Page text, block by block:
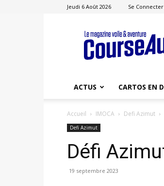
Jeudi 6 Août 2026 Se
au
ACTUS CARTOS EN
Accueil IMOCA Defi Azimut
Defi Azimut
Défi
19 septembre 2023